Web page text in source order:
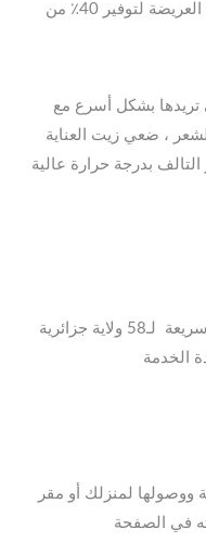
استخدام تقنية الأيونات السالبة واللوحة العريضة لتوفير 40٪ من
، ضعي زيت العناية
بدرجة حرارة عالية
إستفيدي معنا من أفضل خدمة توصيل سريعة لـ58 ولاية جزائرية
ووصولها لمنزلك أو مقر
في الصفحة